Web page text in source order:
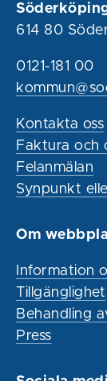
614 80
0121-181 00
Kontakta oss
Faktura och
Felanmälan
Synpunkt
Om
Information
Tillgänglighet
Behandling
Press